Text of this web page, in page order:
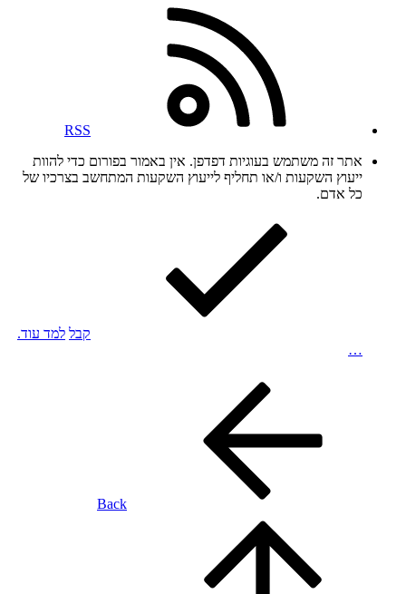
RSS
אתר זה משתמש בעוגיות דפדפן. אין באמור בפורום כדי להוות
ייעוץ השקעות ו/או תחליף לייעוץ השקעות המתחשב בצרכיו של
כל אדם.
קבל למד עוד.
…
Back